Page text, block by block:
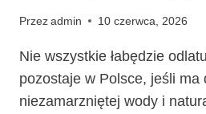
Przezadmin 10 czerwca, 2026
Nie wszystkie łabędzie
pozostaje w Polsce, jeśli ma
niezamarzniętej wody i